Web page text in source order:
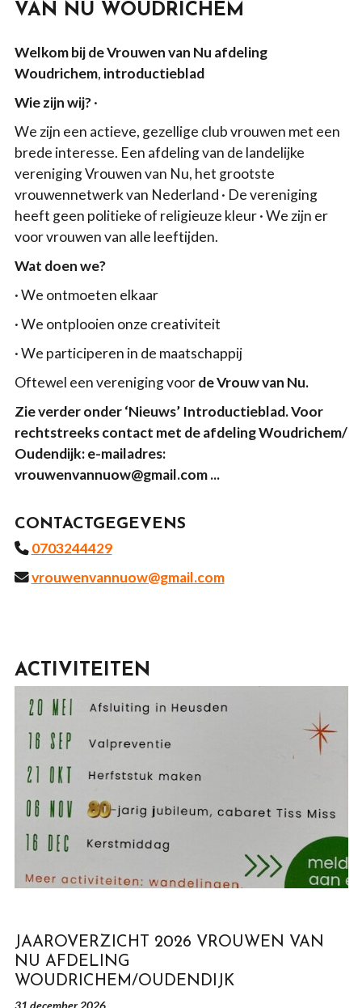
VAN NU WOUDRICHEM
Welkom bij de Vrouwen van Nu afdeling
Woudrichem, introductieblad
Wie zijn wij?·
We zijn een actieve, gezellige club vrouwen met een
brede interesse. Een afdeling van de landelijke
vereniging Vrouwen van Nu, het grootste
vrouwennetwerk van Nederland · De vereniging
heeft geen politieke of religieuze kleur · We zijn er
voor vrouwen van alle leeftijden.
Wat doen we?
· We ontmoeten elkaar
· We ontplooien onze creativiteit
· We participeren in de maatschappij
Oftewel een vereniging voorde Vrouw van Nu.
Zie verder onder ‘Nieuws’ Introductieblad. Voor
rechtstreeks contact met de afdeling Woudrichem/
Oudendijk: e-mailadres:
vrouwenvannuow@gmail.com ...
CONTACTGEGEVENS
0703244429
vrouwenvannuow@gmail.com
ACTIVITEITEN
JAAROVERZICHT 2026 VROUWEN VAN
NU AFDELING
WOUDRICHEM/OUDENDIJK